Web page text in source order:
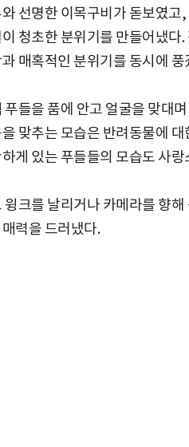
선명한 이목구비가 돋보였
청초한 분위기를 만들어냈다
매혹적인 분위기를 동시에 풍
들을 품에 안고 얼굴을 맞대
맞추는 모습은 반려동물에
게 있는 푸들들의 모습도 사
윙크를 날리거나 카메라를 향
력을 드러냈다.